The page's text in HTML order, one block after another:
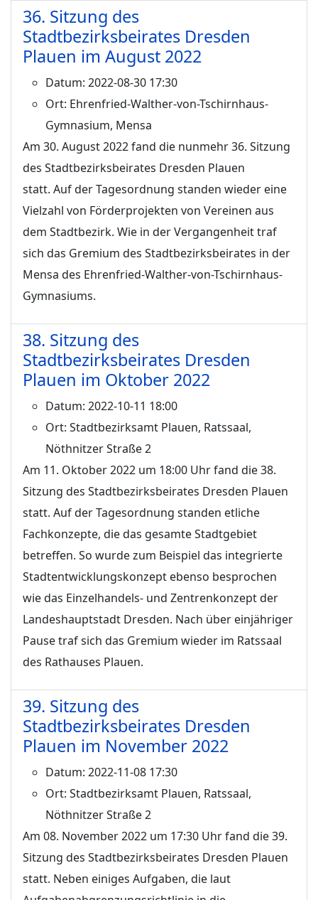
36. Sitzung des
Stadtbezirksbeirates Dresden
Plauen im August 2022
Datum: 2022-08-30 17:30
Ort: Ehrenfried-Walther-von-Tschirnhaus-
Gymnasium, Mensa
Am 30. August 2022 fand die nunmehr 36. Sitzung
des Stadtbezirksbeirates Dresden Plauen
statt. Auf der Tagesordnung standen wieder eine
Vielzahl von Förderprojekten von Vereinen aus
dem Stadtbezirk. Wie in der Vergangenheit traf
sich das Gremium des Stadtbezirksbeirates in der
Mensa des Ehrenfried-Walther-von-Tschirnhaus-
Gymnasiums.
38. Sitzung des
Stadtbezirksbeirates Dresden
Plauen im Oktober 2022
Datum: 2022-10-11 18:00
Ort: Stadtbezirksamt Plauen, Ratssaal,
Nöthnitzer Straße 2
Am 11. Oktober 2022 um 18:00 Uhr fand die 38.
Sitzung des Stadtbezirksbeirates Dresden Plauen
statt. Auf der Tagesordnung standen etliche
Fachkonzepte, die das gesamte Stadtgebiet
betreffen. So wurde zum Beispiel das integrierte
Stadtentwicklungskonzept ebenso besprochen
wie das Einzelhandels- und Zentrenkonzept der
Landeshauptstadt Dresden. Nach über einjähriger
Pause traf sich das Gremium wieder im Ratssaal
des Rathauses Plauen.
39. Sitzung des
Stadtbezirksbeirates Dresden
Plauen im November 2022
Datum: 2022-11-08 17:30
Ort: Stadtbezirksamt Plauen, Ratssaal,
Nöthnitzer Straße 2
Am 08. November 2022 um 17:30 Uhr fand die 39.
Sitzung des Stadtbezirksbeirates Dresden Plauen
statt. Neben einiges Aufgaben, die laut